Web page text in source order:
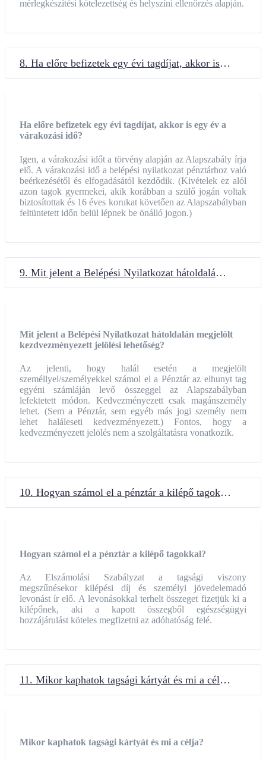
mérlegkészítési kötelezettség és helyszíni ellenőrzés alapján.
8. Ha előre befizetek egy évi tagdíjat, akkor is egy év a várakozási idő?
Ha előre befizetek egy évi tagdíjat, akkor is egy év a
várakozási idő?
Igen, a várakozási időt a törvény alapján az Alapszabály írja
elő. A várakozási idő a belépési nyilatkozat pénztárhoz való
beérkezésétől és elfogadásától kezdődik. (Kivételek ez alól
azon tagok gyermekei, akik korábban a szülő jogán voltak
biztosítottak és 16 éves korukat követően az Alapszabályban
feltüntetett időn belül lépnek be önálló jogon.)
9. Mit jelent a Belépési Nyilatkozat hátoldalán megjelölt kezdvezményezett jelölési lehetőség?
Mit jelent a Belépési Nyilatkozat hátoldalán megjelölt
kezdvezményezett jelölési lehetőség?
Az jelenti, hogy halál esetén a megjelölt
személlyel/személyekkel számol el a Pénztár az elhunyt tag
egyéni számláján levő összeggel az Alapszabályban
lefektetett módon. Kedvezményezett csak magánszemély
lehet. (Sem a Pénztár, sem egyéb más jogi személy nem
lehet haláleseti kedvezményezett.) Fontos, hogy a
kedvezményezett jelölés nem a szolgáltatásra vonatkozik.
10. Hogyan számol el a pénztár a kilépő tagokkal?
Hogyan számol el a pénztár a kilépő tagokkal?
Az Elszámolási Szabályzat a tagsági viszony
megszűnésekor kilépési díj és személyi jövedelemadó
levonást ír elő. A levonásokkal terhelt összeget fizetjük ki a
kilépőnek, aki a kapott összegből egészségügyi
hozzájárulást köteles megfizetni az adóhatóság felé.
11. Mikor kaphatok tagsági kártyát és mi a célja?
Mikor kaphatok tagsági kártyát és mi a célja?